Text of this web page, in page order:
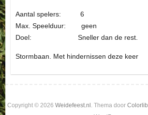
Aantal spelers: 6
Max. Speelduur: geen
Doel: Sneller dan de rest.
Stormbaan. Met hindernissen deze keer
Copyright © 2026 Weidefeest.nl . Thema door Colorlib